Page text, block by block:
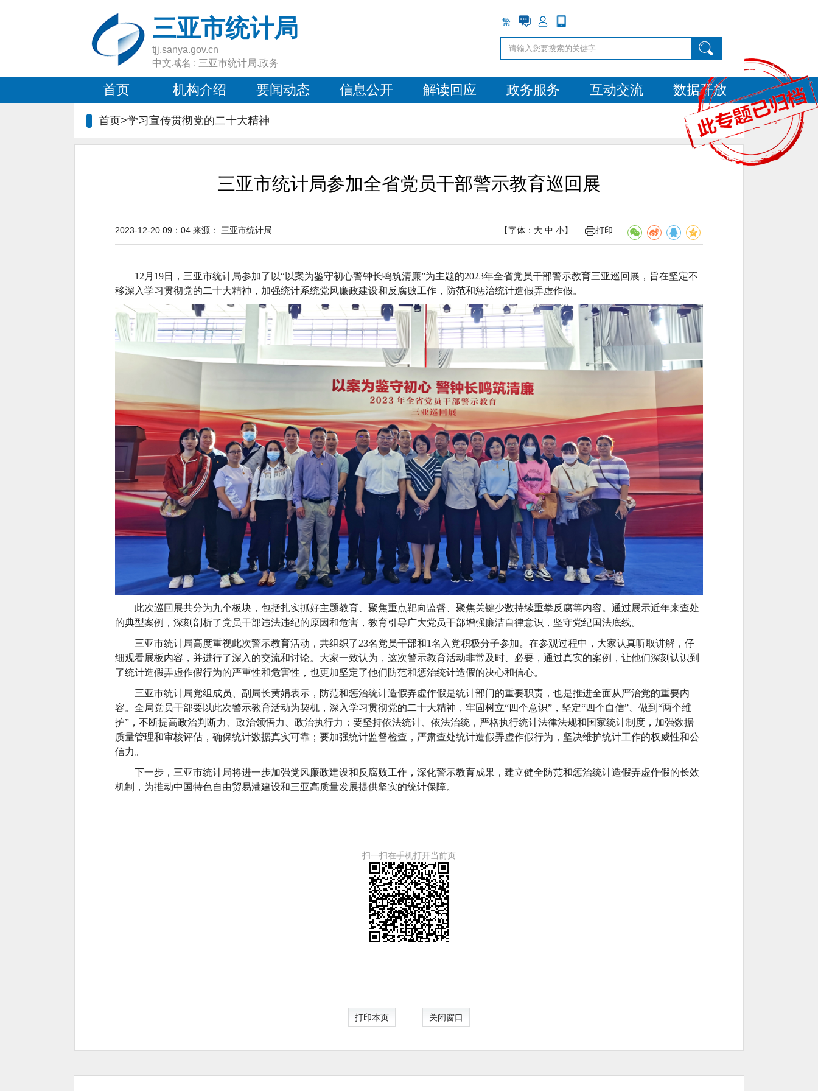
三亚市统计局
tjj.sanya.gov.cn
中文域名 : 三亚市统计局.政务
繁
首页 机构介绍 要闻动态 信息公开 解读回应 政务服务 互动交流 数据开放
首页>学习宣传贯彻党的二十大精神
三亚市统计局参加全省党员干部警示教育巡回展
【字体： 大 中 小】 打印
2023-12-20 09：04 来源： 三亚市统计局
12月19日，三亚市统计局参加了 以“以案为鉴守初心警钟长鸣筑清廉”为主题的2023年全省党员干部警示教育三亚巡回展，旨在坚定不
移深入学习贯彻党的二十大精神，加强统计系统党风廉政建设和反腐败工作，防范和惩治统计造假弄虚作假。
此次巡回展共分为九个板块，包括扎实抓好主题教育、聚焦重点靶向监督、聚焦关键少数持续重拳反腐等内容。通过展示近年来查处
的典型案例，深刻剖析了党员干部违法违纪的原因和危害，教育引导广大党员干部增强廉洁自律意识，坚守党纪国法底线。
三亚市统计局高度重视此次警示教育活动，共组织了23名党员干部和1名入党积极分子参加。在参观过程中，大家认真听取讲解，仔
细观看展板内容，并进行了深入的交流和讨论。大家一致认为，这次警示教育活动非常及时、必要，通过真实的案例，让他们深刻认识到
了统计造假弄虚作假行为的严重性和危害性，也更加坚定了他们防范和惩治统计造假的决心和信心。
三亚市统计局党组 成员 副 局长黄娟表示，防范和惩治统计造假弄虚作假是统计部门的重要职责，也是推进全面从严治党的重要内
容。全局党员干部要以此次警示教育活动为契机，深入学习贯彻党的二十大精神，牢固树立“四个意识”，坚定“四个自信”、做到“两个维
护”，不断提高政治判断力、政治领悟力、政治执行力 ； 要坚持依法统计、依法治统，严格执行统计法律法规和国家统计制度，加强数据
质量管理和审核评估，确保统计数据真实可靠 ； 要加强统计监督检查，严肃查处统计造假弄虚作假行为，坚决维护统计工作的权威性和公
信力。
下一步，三亚市统计局将进一步加强党风廉政建设和反腐败工作，深化警示教育成果，建立健全防范和惩治统计造假弄虚作假的长效
机制，为推动中国特色自由贸易港建设和三亚高质量发展提供坚实的统计保障。
扫一扫在手机打开当前页
打印本页 关闭窗口